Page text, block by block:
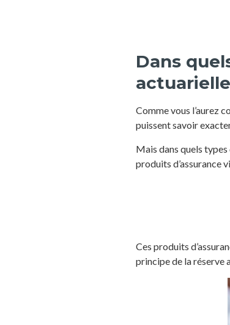
Dans
Comme vous l’aurez
puissent savoir
Mais dans quels
produits d’assurance
Ces produits
principe de la réserve